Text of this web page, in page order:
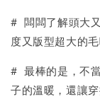
# 闆闆了解頭大
度又版型超大的毛
# 最棒的是，不
子的溫暖，還讓穿